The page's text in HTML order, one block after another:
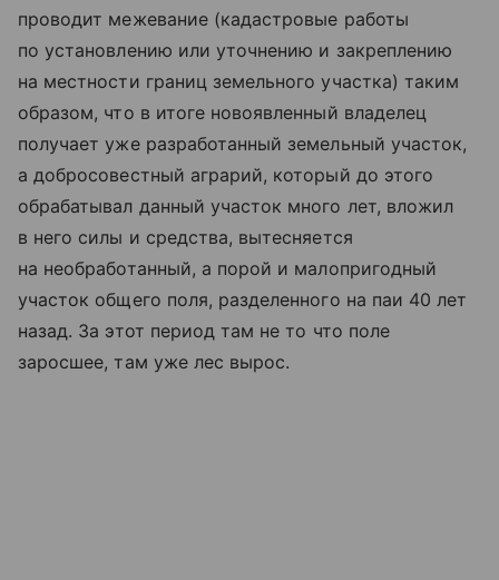
проводит межевание (кадастровые работы
по установлению или уточнению и закреплению
на местности границ земельного участка) таким
образом, что в итоге новоявленный владелец
получает уже разработанный земельный участок,
а добросовестный аграрий, который до этого
обрабатывал данный участок много лет, вложил
в него силы и средства, вытесняется
на необработанный, а порой и малопригодный
участок общего поля, разделенного на паи 40 лет
назад. За этот период там не то что поле
заросшее, там уже лес вырос.